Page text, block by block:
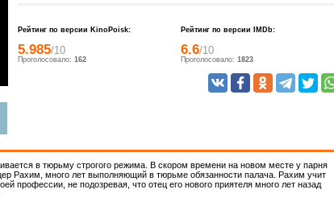
Рейтинг по версии KinoPoisk:
5.985/10
Проголосовало: 162
Рейтинг по версии IMDb:
6.6/10
Проголосовало: 1823
в тюрьму строгого режима. В скором времени на новом месте у парня
Рахим, много лет выполняющий в тюрьме обязанности палача. Рахим учит
профессии, не подозревая, что отец его нового приятеля много лет назад